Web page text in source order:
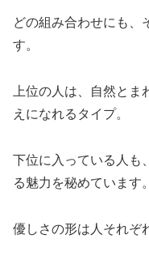
どの組み合わせにも、
す。
上位の人は、自然と
えになれるタイプ。
下位に入っている人も
る魅力を秘めています。
優しさの形は人それぞ